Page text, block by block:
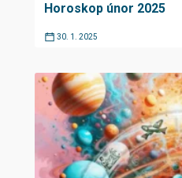
Horoskop únor 2025
30. 1. 2025